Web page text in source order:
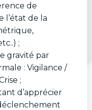
de
l’état de la
;
gravité par
: Vigilance /
;
d’apprécier